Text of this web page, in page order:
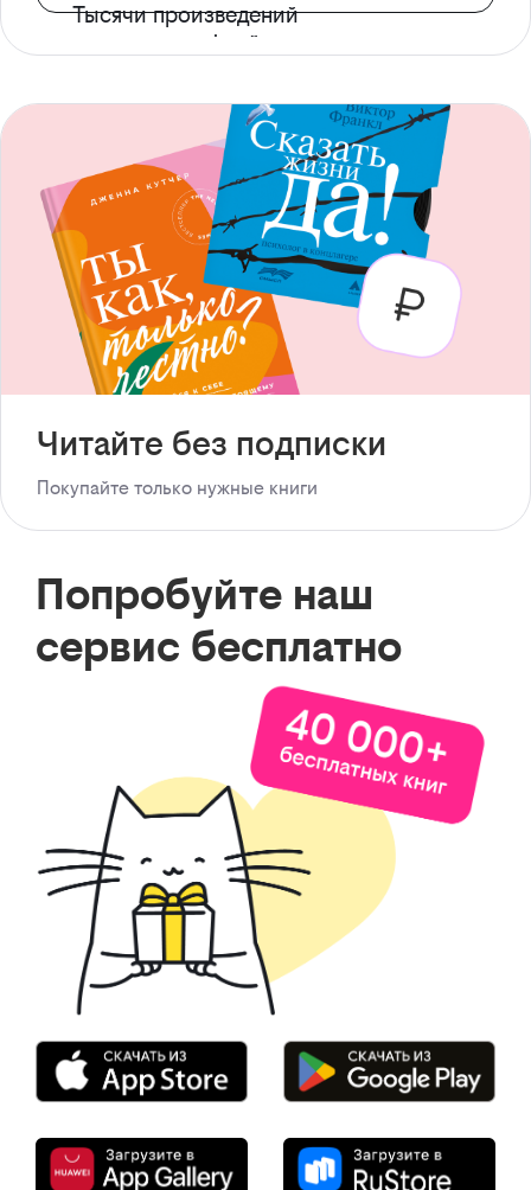
Тысячи произведений
с доступом офлайн
Читайте без подписки
Покупайте только нужные книги
Попробуйте наш
сервис бесплатно